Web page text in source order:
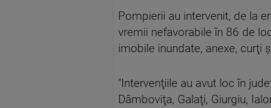
Pompierii au intervenit, de la
vremii nefavorabile în 86 de
imobile inundate, anexe, curţi
"Intervenţiile au avut loc în
Dâmboviţa, Galaţi, Giurgiu,